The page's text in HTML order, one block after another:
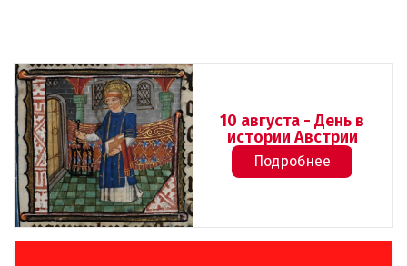
10 августа - День в
истории Австрии
Подробнее